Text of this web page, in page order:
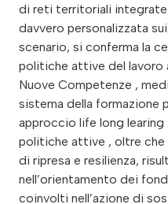
di reti territoriali integrate
davvero personalizzata
scenario, si conferma la
politiche attive del lavoro
Nuove Competenze ,
sistema della formazione
approccio life long learing
politiche attive , oltre che
di ripresa e resilienza,
nell’orientamento dei
coinvolti nell’azione di